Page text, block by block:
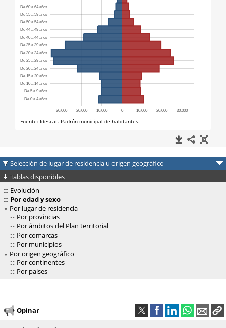
Selección de lugar de residencia u origen geográfico
Tablas disponibles
Evolución
Por edad y sexo
Por lugar de residencia
Por provincias
Por ámbitos del Plan territorial
Por comarcas
Por municipios
Por origen geográfico
Por continentes
Por paises
Opinar